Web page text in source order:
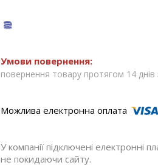
повернення товару протягом 14 днів
У компанії підключені електронні
не покидаючи сайту.